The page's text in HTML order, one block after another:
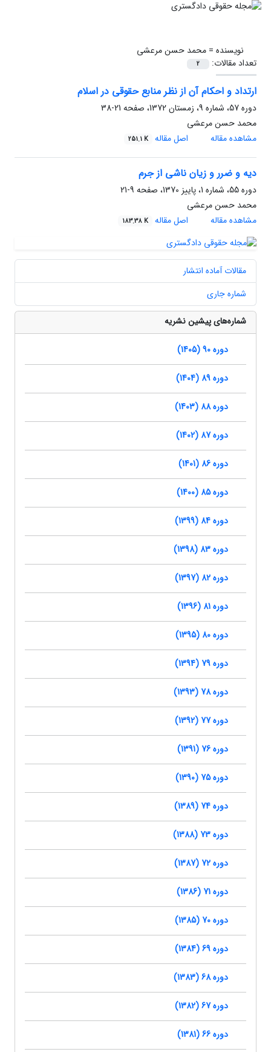
نویسنده =محمد حسن مرعشی
تعداد مقالات:
2
ارتداد و احکام آن از نظر منابع حقوقی در اسلام
دوره 57، شماره 9، زمستان 1372، صفحه
21-38
محمد حسن مرعشی
مشاهده مقاله
اصل مقاله 251.1 K
دیه و ضرر و زیان ناشی از جرم
دوره 55، شماره 1، پاییز 1370، صفحه
9-21
محمد حسن مرعشی
مشاهده مقاله
اصل مقاله 183.38 K
مقالات آماده انتشار
شماره جاری
شماره‌های پیشین نشریه
دوره 90 (1405)
دوره 89 (1404)
دوره 88 (1403)
دوره 87 (1402)
دوره 86 (1401)
دوره 85 (1400)
دوره 84 (1399)
دوره 83 (1398)
دوره 82 (1397)
دوره 81 (1396)
دوره 80 (1395)
دوره 79 (1394)
دوره 78 (1393)
دوره 77 (1392)
دوره 76 (1391)
دوره 75 (1390)
دوره 74 (1389)
دوره 73 (1388)
دوره 72 (1387)
دوره 71 (1386)
دوره 70 (1385)
دوره 69 (1384)
دوره 68 (1383)
دوره 67 (1382)
دوره 66 (1381)